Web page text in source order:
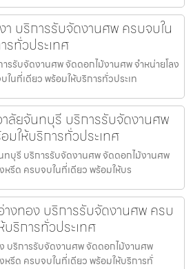
บริการรับจัดงานศพ ครบจบใน
รทั่วประเทศ
รรับจัดงานศพ จัดดอกไม้งานศพ จำหน่ายโลง
นที่เดียว พร้อมให้บริการทั่วประเท
าลัยจันทบุรี บริการรับจัดงานศพ
มให้บริการทั่วประเทศ
ทบุรี บริการรับจัดงานศพ จัดดอกไม้งานศพ
หรีด ครบจบในที่เดียว พร้อมให้บร
งทอง บริการรับจัดงานศพ ครบ
ริการทั่วประเทศ
บริการรับจัดงานศพ จัดดอกไม้งานศพ
หรีด ครบจบในที่เดียว พร้อมให้บริการทั่